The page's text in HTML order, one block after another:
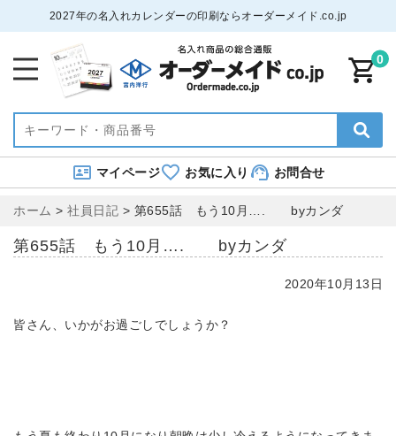
2027年の名入れカレンダーの印刷ならオーダーメイド.co.jp
0
マイページ お気に入り お問合せ
ホーム > 社員日記 > 第655話 もう10月…. byカンダ
第655話 もう10月…. byカンダ
2020年10月13日
皆さん、いかがお過ごしでしょうか？